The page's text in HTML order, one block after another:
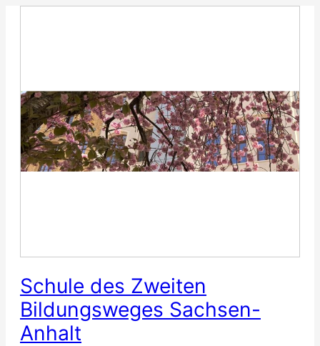
Schule des Zweiten
Bildungsweges Sachsen-
Anhalt